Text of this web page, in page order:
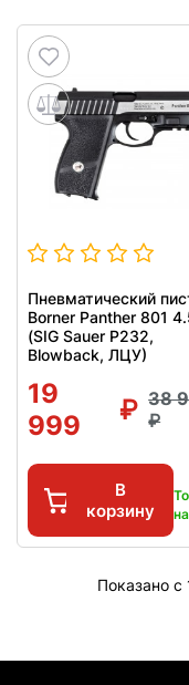
Пневматический
Borner Panther 801
(SIG Sauer P232,
Blowback, ЛЦУ)
19
999
38
В
корзину
Показано с